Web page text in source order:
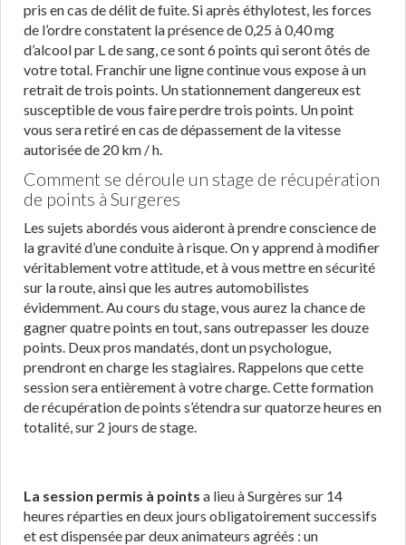
pris en cas de délit de fuite. Si après éthylotest, les forces
de l’ordre constatent la présence de 0,25 à 0,40 mg
d’alcool par L de sang, ce sont 6 points qui seront ôtés de
votre total. Franchir une ligne continue vous expose à un
retrait de trois points. Un stationnement dangereux est
susceptible de vous faire perdre trois points. Un point
vous sera retiré en cas de dépassement de la vitesse
autorisée de 20 km / h.
Comment se déroule un stage de récupération
de points à Surgeres
Les sujets abordés vous aideront à prendre conscience de
la gravité d’une conduite à risque. On y apprend à modifier
véritablement votre attitude, et à vous mettre en sécurité
sur la route, ainsi que les autres automobilistes
évidemment. Au cours du stage, vous aurez la chance de
gagner quatre points en tout, sans outrepasser les douze
points. Deux pros mandatés, dont un psychologue,
prendront en charge les stagiaires. Rappelons que cette
session sera entièrement à votre charge. Cette formation
de récupération de points s’étendra sur quatorze heures en
totalité, sur 2 jours de stage.
La session permis à points a lieu à Surgères sur 14
heures réparties en deux jours obligatoirement successifs
et est dispensée par deux animateurs agréés : un